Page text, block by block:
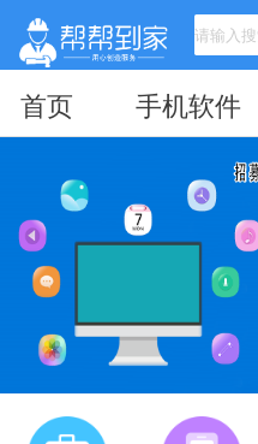
首页 手机软件